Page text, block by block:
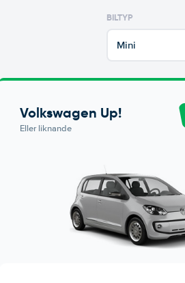
BILTYP
Mini
Volkswagen Up!
Eller liknande